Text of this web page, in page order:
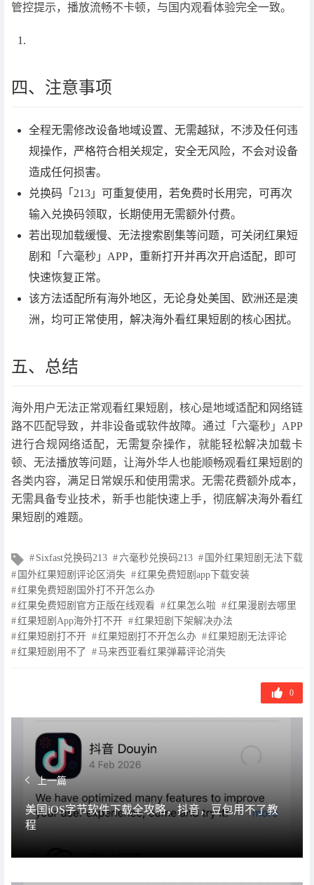
管控提示，播放流畅不卡顿，与国内观看体验完全一致。
四、注意事项
全程无需修改设备地域设置、无需越狱，不涉及任何违
规操作，严格符合相关规定，安全无风险，不会对设备
造成任何损害。
兑换码「213」可重复使用，若免费时长用完，可再次
输入兑换码领取，长期使用无需额外付费。
若出现加载缓慢、无法搜索剧集等问题，可关闭红果短
剧和「六毫秒」APP，重新打开并再次开启适配，即可
快速恢复正常。
该方法适配所有海外地区，无论身处美国、欧洲还是澳
洲，均可正常使用，解决海外看红果短剧的核心困扰。
五、总结
海外用户无法正常观看红果短剧，核心是地域适配和网络链
路不匹配导致，并非设备或软件故障。通过「六毫秒」APP
进行合规网络适配，无需复杂操作，就能轻松解决加载卡
顿、无法播放等问题，让海外华人也能顺畅观看红果短剧的
各类内容，满足日常娱乐和使用需求。无需花费额外成本，
无需具备专业技术，新手也能快速上手，彻底解决海外看红
果短剧的难题。
文
章
标
签
Sixfast兑换码213 六毫秒兑换码213
国外红果短剧无法下载
国外红果短剧评论区消失
红果免费短剧app下载安装
红果免费短剧国外打不开怎么办
红果免费短剧官方正版在线观看
红果怎么啦
红果漫剧去哪里
红果短剧App海外打不开
红果短剧下架解决办法
红果短剧打不开
红果短剧打不开怎么办
红果短剧无法评论
红果短剧用不了
马来西亚看红果弹幕评论消失
0
上一篇
美国iOS字节软件下载全攻略，抖音，豆包用不了教
程